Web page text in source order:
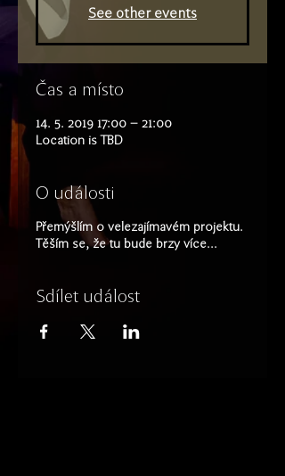
See other events
Čas a místo
14. 5. 2019 17:00 – 21:00
Location is TBD
O události
Přemýšlím o velezajímavém projektu.
Těším se, že tu bude brzy více...
Sdílet událost